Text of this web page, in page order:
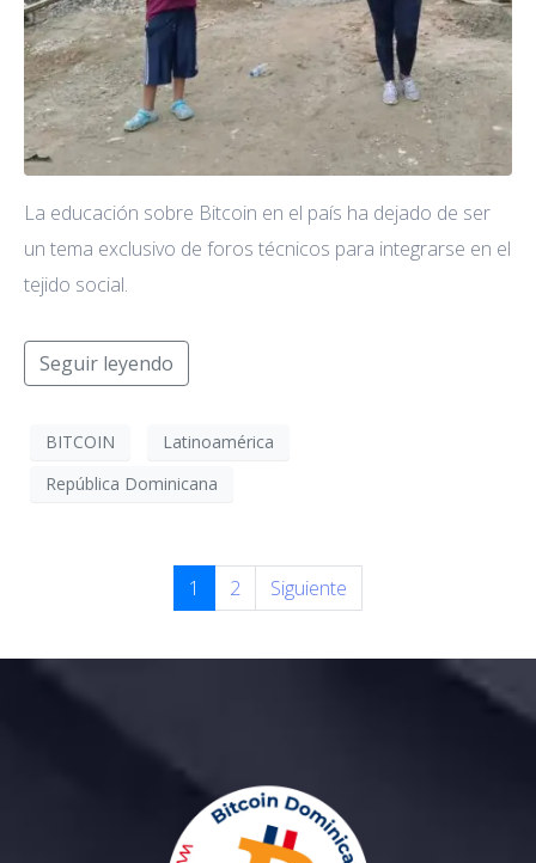
La educación sobre Bitcoin en el país ha dejado de ser
un tema exclusivo de foros técnicos para integrarse en el
tejido social.
Seguir leyendo
BITCOIN
Latinoamérica
República Dominicana
1 2 Siguiente